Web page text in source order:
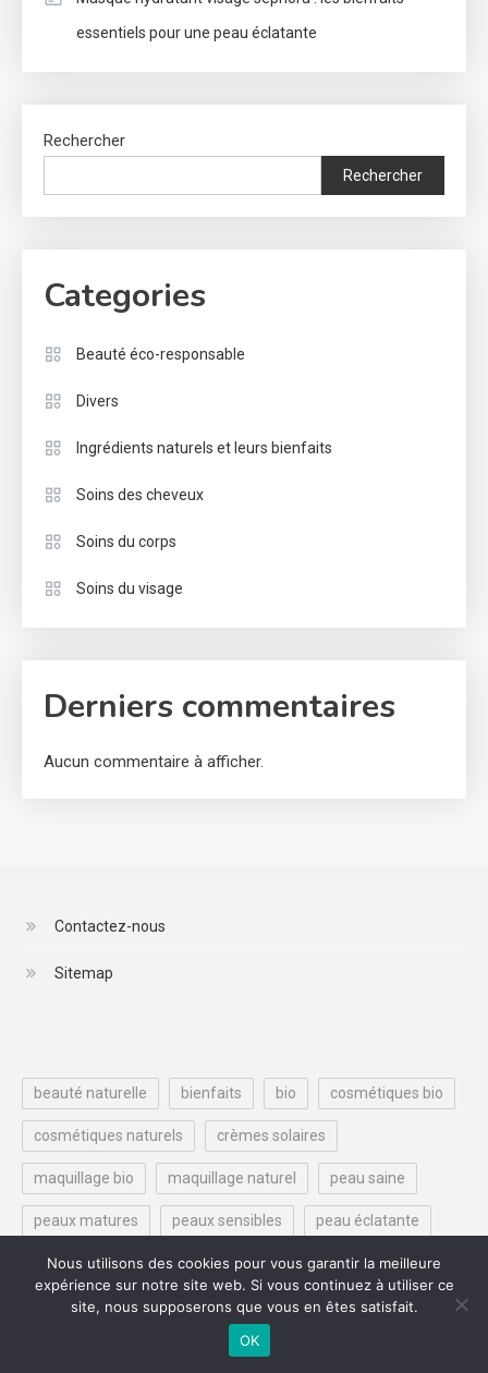
essentiels pour une peau éclatante
Rechercher
Rechercher
Categories
Beauté éco-responsable
Divers
Ingrédients naturels et leurs bienfaits
Soins des cheveux
Soins du corps
Soins du visage
Derniers commentaires
Aucun commentaire à afficher.
Contactez-nous
Sitemap
beauté naturelle bienfaits bio cosmétiques bio
cosmétiques naturels crèmes solaires
maquillage bio maquillage naturel peau saine
peaux matures peaux sensibles peau éclatante
produits naturels protection solaire sephora
soin de la peau soins capillaires soins de la peau
soins visage
Nous utilisons des cookies pour vous garantir la meilleure
expérience sur notre site web. Si vous continuez à utiliser ce
site, nous supposerons que vous en êtes satisfait.
OK